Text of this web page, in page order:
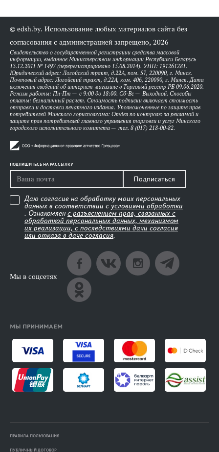
© edsh.by. Использование любых материалов сайта без
согласования с администрацией запрещено, 2026
Свидетельство о государственной регистрации средства массовой
информации, выданное Министерством информации Республики Беларусь
13.12.2011 № 1497 (перерегистрировано 15.08.2014). УНП: 191261281.
Юридический адрес: Логойский тракт, д.22А, пом. 57, 220090, г. Минск.
Почтовый адрес: Логойский тракт, д.22А, ком. 406, 220090, г. Минск. Дата
включения сведений об интернет-магазине в Торговый реестр РБ 09.06.2020.
Режим работы: Пн-Пт — с 9:00 до 18:00. Сб-Вс — Выходной. Способы
оплаты: безналичный расчет. Стоимость подписки включает стоимость
отправки и доставки печатного издания. Уполномоченные по защите прав
потребителей Минского горисполкома: Отдел по контролю за рекламой и
защите прав потребителей главного управления торговли и услуг Минского
городского исполнительного комитета — тел. 8 (017) 218-00-82.
ПОДПИШИТЕСЬ НА РАССЫЛКУ
Подписаться
Даю согласие на обработку моих персональных
данных в соответствии с условиями обработки
. Ознакомлен с разъяснением прав, связанных с
обработкой персональных данных, механизмом
их реализации, с последствиями дачи согласия
или отказа в даче согласия.
Мы в соцсетях
МЫ ПРИНИМАЕМ
ПРАВИЛА ПОЛЬЗОВАНИЯ
ПУБЛИЧНЫЙ ДОГОВОР